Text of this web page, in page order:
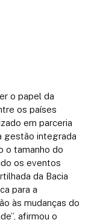
o papel da
os países
em parceria
gestão integrada
o tamanho do
os eventos
da Bacia
para a
às mudanças do
afirmou o